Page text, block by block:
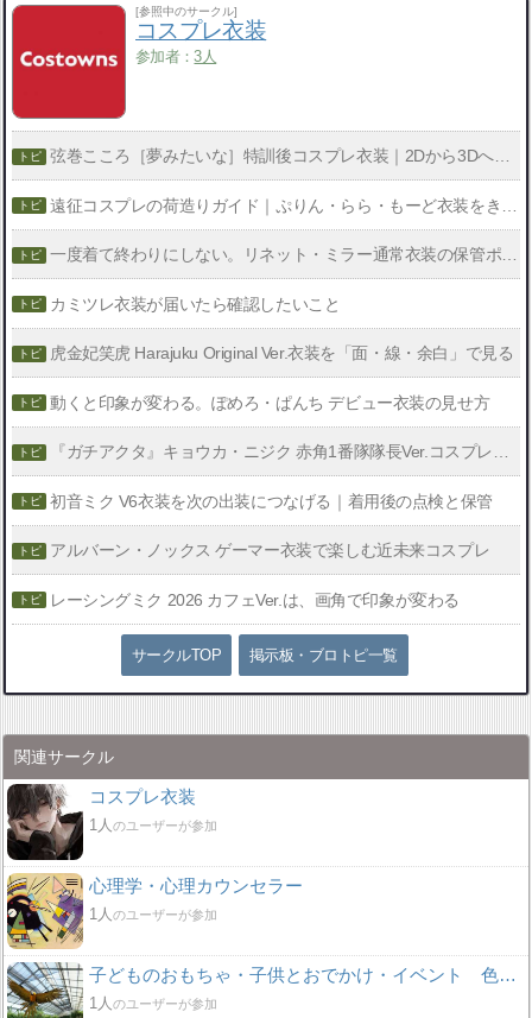
[参照中のサークル]
コスプレ衣装
参加者：3人
弦巻こころ［夢みたいな］特訓後コスプレ衣装｜2Dから3Dへ、再現で見るポイント
遠征コスプレの荷造りガイド｜ぷりん・らら・もーど衣装をきれいに運ぶコツ
一度着て終わりにしない。リネット・ミラー通常衣装の保管ポイント
カミツレ衣装が届いたら確認したいこと
虎金妃笑虎 Harajuku Original Ver.衣装を「面・線・余白」で見る
動くと印象が変わる。ぽめろ・ぱんち デビュー衣装の見せ方
『ガチアクタ』キョウカ・ニジク 赤角1番隊隊長Ver.コスプレ衣装
初音ミク V6衣装を次の出装につなげる｜着用後の点検と保管
アルバーン・ノックス ゲーマー衣装で楽しむ近未来コスプレ
レーシングミク 2026 カフェVer.は、画角で印象が変わる
サークルTOP 掲示板・ブロトピ一覧
関連サークル
コスプレ衣装
1人のユーザーが参加
心理学・心理カウンセラー
1人のユーザーが参加
子どものおもちゃ・子供とおでかけ・イベント 色々！
1人のユーザーが参加